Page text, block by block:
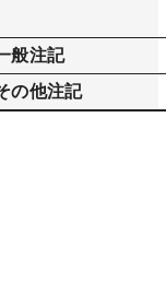
般注記
の他注記